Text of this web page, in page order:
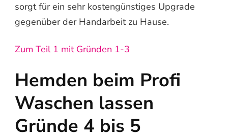
sorgt für ein sehr kostengünstiges Upgrade
gegenüber der Handarbeit zu Hause.
Zum Teil 1 mit Gründen 1-3
Hemden beim Profi
Waschen lassen
Gründe 4 bis 5